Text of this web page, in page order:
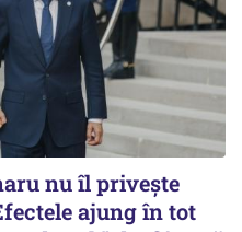
nu îl privește
ajung în tot